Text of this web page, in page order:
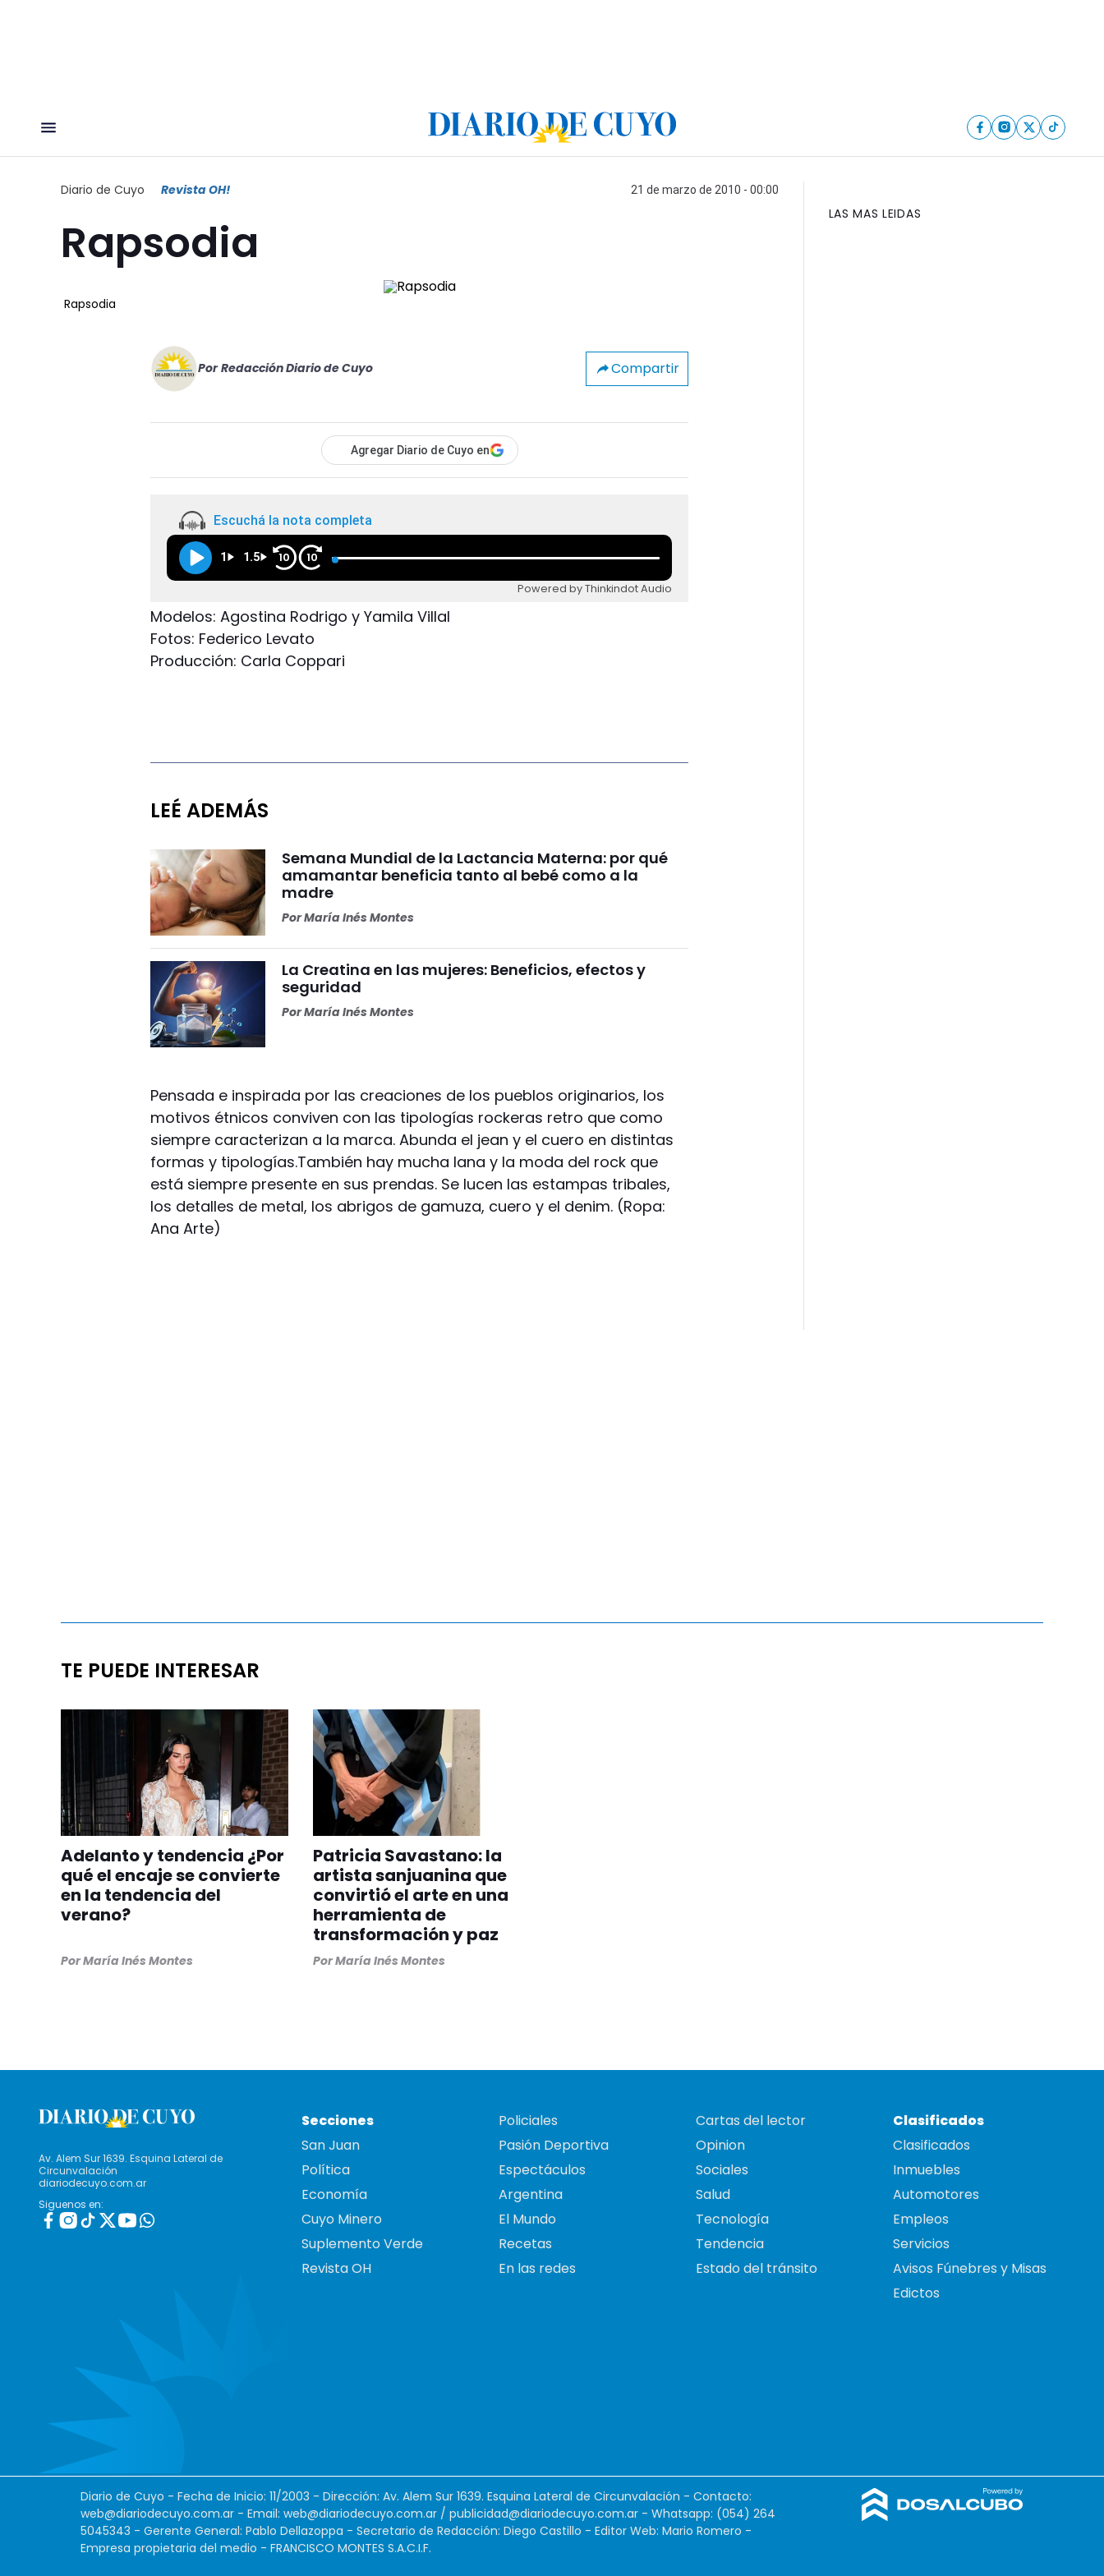
Diario de Cuyo Revista OH! 21 de marzo de 2010 - 00:00
Rapsodia
Rapsodia
Por Redacción Diario de Cuyo Compartir
Agregar Diario de Cuyo en
Escuchá la nota completa
1 1.5 10 10
Powered by Thinkindot Audio
Modelos: Agostina Rodrigo y Yamila Villal
Fotos: Federico Levato
Producción: Carla Coppari
LEÉ ADEMÁS
Semana Mundial de la Lactancia Materna: por qué
amamantar beneficia tanto al bebé como a la
madre
PorMaría Inés Montes
La Creatina en las mujeres: Beneficios, efectos y
seguridad
PorMaría Inés Montes
Pensada e inspirada por las creaciones de los pueblos originarios, los
motivos étnicos conviven con las tipologías rockeras retro que como
siempre caracterizan a la marca. Abunda el jean y el cuero en distintas
formas y tipologías.También hay mucha lana y la moda del rock que
está siempre presente en sus prendas. Se lucen las estampas tribales,
los detalles de metal, los abrigos de gamuza, cuero y el denim. (Ropa:
Ana Arte)
LAS MAS LEIDAS
TE PUEDE INTERESAR
Adelanto y tendencia ¿Por
qué el encaje se convierte
en la tendencia del
verano?
PorMaría Inés Montes
Patricia Savastano: la
artista sanjuanina que
convirtió el arte en una
herramienta de
transformación y paz
PorMaría Inés Montes
Av. Alem Sur 1639. Esquina Lateral de
Circunvalación
diariodecuyo.com.ar
Siguenos en:
Secciones
San Juan
Política
Economía
Cuyo Minero
Suplemento Verde
Revista OH
Policiales
Pasión Deportiva
Espectáculos
Argentina
El Mundo
Recetas
En las redes
Cartas del lector
Opinion
Sociales
Salud
Tecnología
Tendencia
Estado del tránsito
Clasificados
Clasificados
Inmuebles
Automotores
Empleos
Servicios
Avisos Fúnebres y Misas
Edictos
Diario de Cuyo - Fecha de Inicio: 11/2003 - Dirección: Av. Alem Sur 1639. Esquina Lateral de Circunvalación - Contacto:
web@diariodecuyo.com.ar - Email: web@diariodecuyo.com.ar / publicidad@diariodecuyo.com.ar - Whatsapp: (054) 264
5045343 - Gerente General: Pablo Dellazoppa - Secretario de Redacción: Diego Castillo - Editor Web: Mario Romero -
Empresa propietaria del medio - FRANCISCO MONTES S.A.C.I.F.